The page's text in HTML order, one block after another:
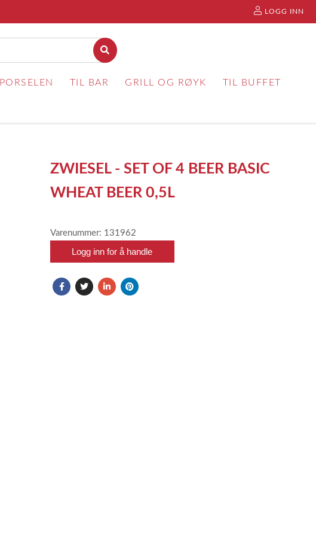
LOGG INN
PORSELEN TIL BAR GRILL OG RØYK TIL BUFFET
ZWIESEL - SET OF 4 BEER BASIC
WHEAT BEER 0,5L
Varenummer: 131962
Logg inn for å handle